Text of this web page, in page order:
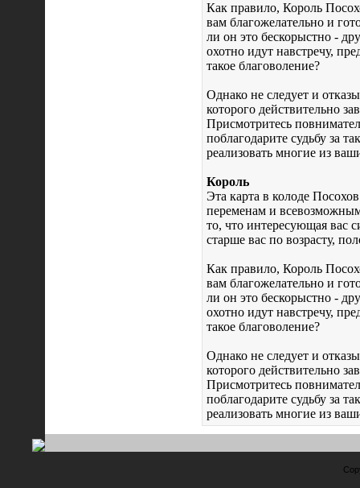
Как правило, Король
вам благожелательно и
ли он это бескорыстно -
охотно идут навстречу,
такое благоволение?
Однако не следует и
которого действительно
Присмотритесь
поблагодарите судьбу за
реализовать многие из
Король
Эта карта в колоде
переменам и
то, что интересующая вас
старше вас по возрасту,
Как правило, Король
вам благожелательно и
ли он это бескорыстно -
охотно идут навстречу,
такое благоволение?
Однако не следует и
которого действительно
Присмотритесь
поблагодарите судьбу за
реализовать многие из